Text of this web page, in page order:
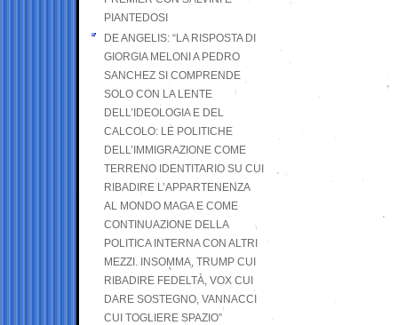
PIANTEDOSI
DE ANGELIS: “LA RISPOSTA DI
GIORGIA MELONI A PEDRO
SANCHEZ SI COMPRENDE
SOLO CON LA LENTE
DELL’IDEOLOGIA E DEL
CALCOLO: LE POLITICHE
DELL’IMMIGRAZIONE COME
TERRENO IDENTITARIO SU CUI
RIBADIRE L’APPARTENENZA
AL MONDO MAGA E COME
CONTINUAZIONE DELLA
POLITICA INTERNA CON ALTRI
MEZZI. INSOMMA, TRUMP CUI
RIBADIRE FEDELTÀ, VOX CUI
DARE SOSTEGNO, VANNACCI
CUI TOGLIERE SPAZIO”